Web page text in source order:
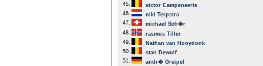
45.
victor Campenaerts
46.
niki Terpstra
47.
michael Sch�r
48.
rasmus Tiller
49.
Nathan van Hooydonk
50.
stan Dewulf
51.
andr� Greipel